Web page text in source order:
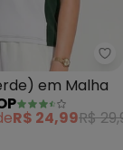
em Malha
R$ 24,99R$